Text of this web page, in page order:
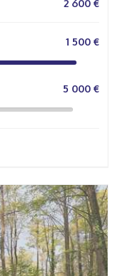
2 600 €
1 500 €
5 000 €